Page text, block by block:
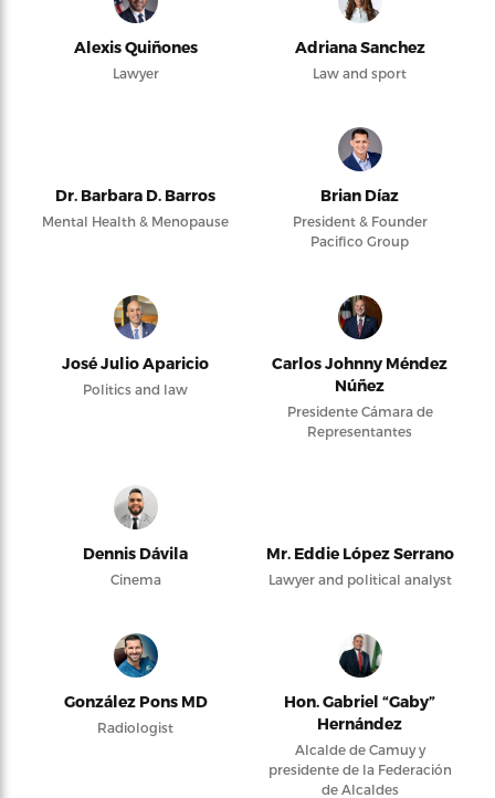
Alexis Quiñones
Lawyer
Adriana Sanchez
Law and sport
Dr. Barbara D. Barros
Mental Health & Menopause
Brian Díaz
President & Founder
Pacifico Group
José Julio Aparicio
Politics and law
Carlos Johnny Méndez
Núñez
Presidente Cámara de
Representantes
Dennis Dávila
Cinema
Mr. Eddie López Serrano
Lawyer and political analyst
González Pons MD
Radiologist
Hon. Gabriel “Gaby”
Hernández
Alcalde de Camuy y
presidente de la Federación
de Alcaldes